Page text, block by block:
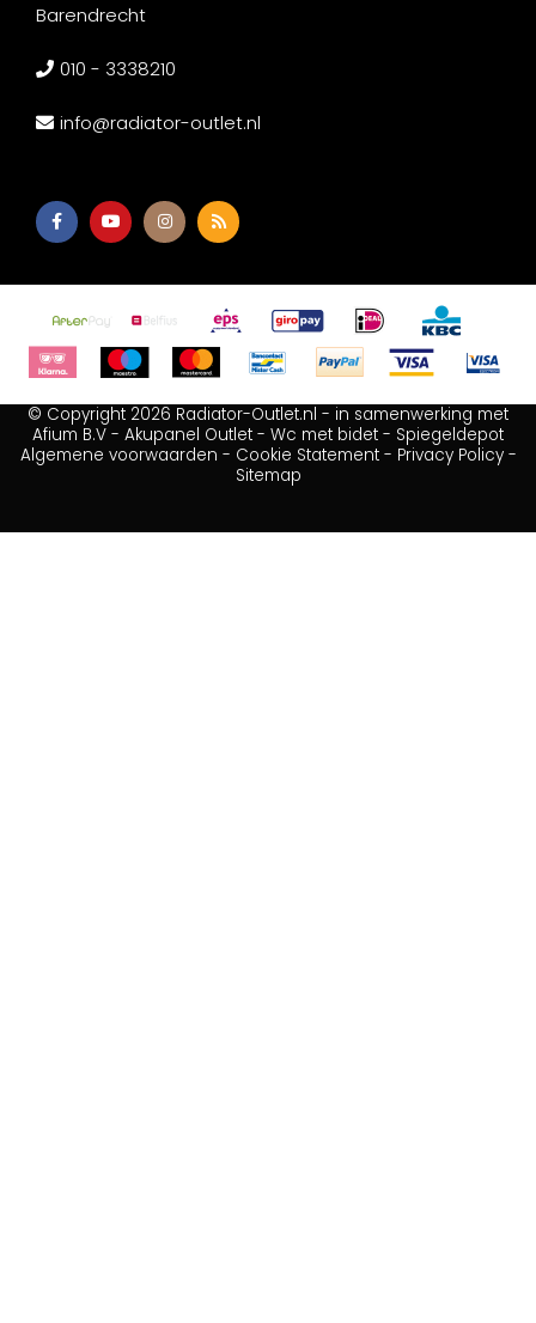
Barendrecht
010 - 3338210
info@radiator-outlet.nl
© Copyright 2026 Radiator-Outlet.nl - in samenwerking met
Afium B.V - Akupanel Outlet - Wc met bidet - Spiegeldepot
Algemene voorwaarden - Cookie Statement- Privacy Policy-
Sitemap